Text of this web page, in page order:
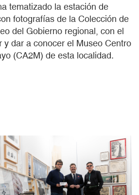
tematizado la estación de
fotografías de la Colección de
del Gobierno regional, con el
y dar a conocer el Museo Centro
(CA2M) de esta localidad.